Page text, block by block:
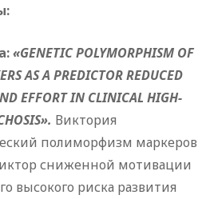
«GENETIC POLYMORPHISM OF
AS A PREDICTOR REDUCED
EFFORT IN CLINICAL HIGH-
Виктория
полиморфизм маркеров
сниженной мотивации
высокого риска развития